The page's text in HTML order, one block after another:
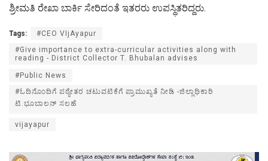
ಶ್ರೀಮತಿ ರೇಖಾ ಬಾರ್ಕಿ ಸೇರಿದಂತೆ ಇತರರು ಉಪಸ್ಥಿತರಿದ್ದರು.
Tags:
#CEO VIjAyapur
#Give importance to extra-curricular activities along with
reading - District Collector T. Bhubalan advises
#Public News
#ಓದಿನೊಂದಿಗೆ ಪಠ್ಯೇತರ ಚಟುವಟಿಕೆಗೆ ಪ್ರಾಮುಖ್ಯತೆ ನೀಡಿ -ಜಿಲ್ಲಾಧಿಕಾರಿ
ಟಿ.ಭೂಬಾಲನ್ ಸಲಹೆ
vijayapur